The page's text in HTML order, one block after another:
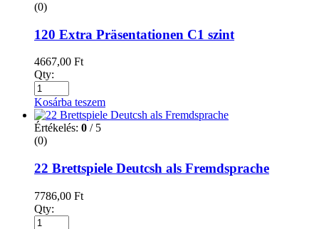
(0)
120 Extra Präsentationen C1 szint
4667,00 Ft
Qty:
Kosárba teszem
Értékelés: 0 / 5
(0)
22 Brettspiele Deutcsh als Fremdsprache
7786,00 Ft
Qty: